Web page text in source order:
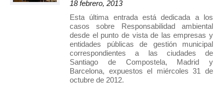
18 febrero, 2013
Esta última entrada está dedicada a los
casos sobre Responsabilidad ambiental
desde el punto de vista de las empresas y
entidades públicas de gestión municipal
correspondientes a las ciudades de
Santiago de Compostela, Madrid y
Barcelona, expuestos el miércoles 31 de
octubre de 2012.